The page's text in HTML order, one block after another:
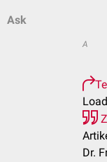
Ask
A
Dr.